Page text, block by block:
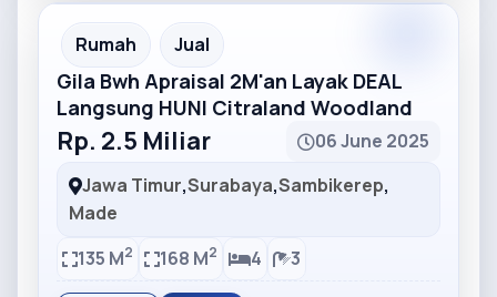
Partner Ad
Rumah Jual
Gila Bwh Apraisal 2M'an Layak DEAL
Langsung HUNI Citraland Woodland
Rp. 2.5 Miliar
06 June 2025
Jawa Timur,Surabaya,Sambikerep,
Made
135 M2 168 M2 4 3